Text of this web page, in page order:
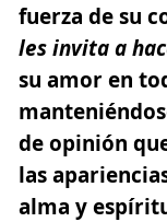
fuerza de su
les invita a
su amor en
de opinión
las
alma y